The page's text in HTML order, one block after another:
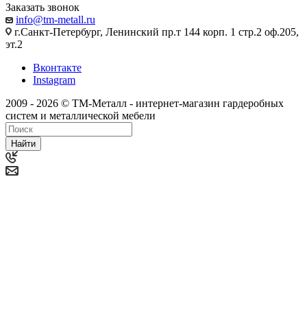
Заказать звонок
info@tm-metall.ru
г.Санкт-Петербург, Ленинский пр.т 144 корп. 1 стр.2 оф.205,
эт.2
Вконтакте
Instagram
2009 - 2026 © ТМ-Металл - интернет-магазин гардеробных
систем и металлической мебели
Найти